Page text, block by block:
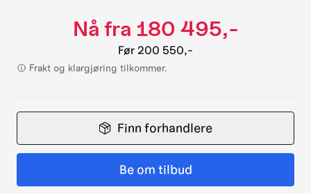
Nå fra 180 495,-
Før 200 550,-
Frakt og klargjøring tilkommer.
Finn forhandlere
Be om tilbud